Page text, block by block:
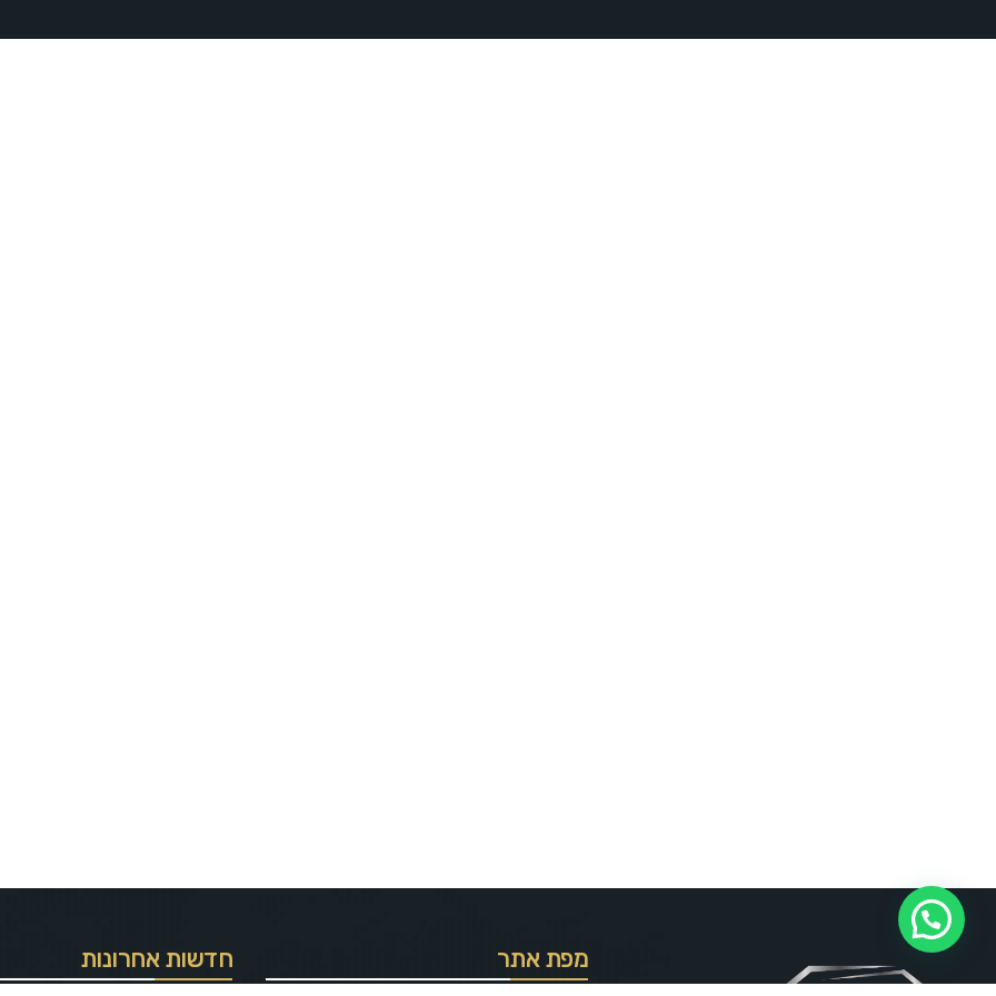
מפת אתר חדשות אחרונות